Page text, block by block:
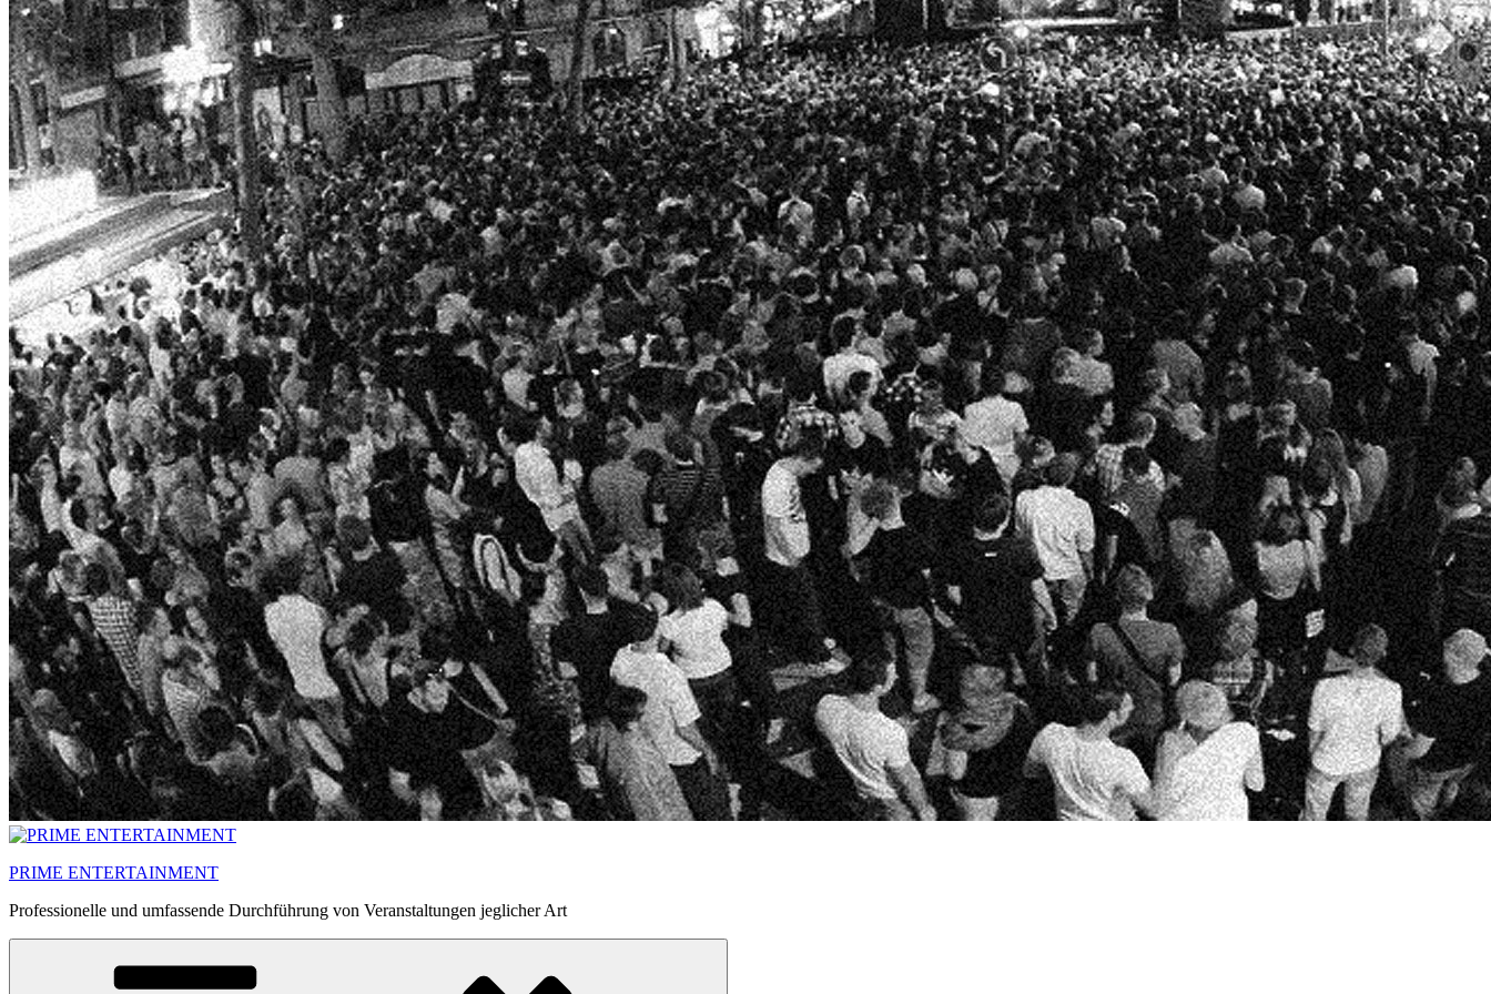
PRIME ENTERTAINMENT
Professionelle und umfassende Durchführung von Veranstaltungen jeglicher Art